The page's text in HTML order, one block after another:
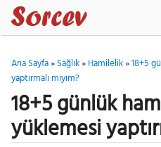
Ana Sayfa»Sağlık»Hamilelik»18+5
yaptırmalı mıyım?
18+5 günlük
yüklemesi